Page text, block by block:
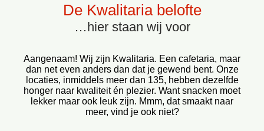
De Kwalitaria belofte
…hier staan wij voor
Aangenaam! Wij zijn Kwalitaria. Een cafetaria, maar
dan net even anders dan dat je gewend bent. Onze
locaties, inmiddels meer dan 135, hebben dezelfde
honger naar kwaliteit én plezier. Want snacken moet
lekker maar ook leuk zijn. Mmm, dat smaakt naar
meer, vind je ook niet?